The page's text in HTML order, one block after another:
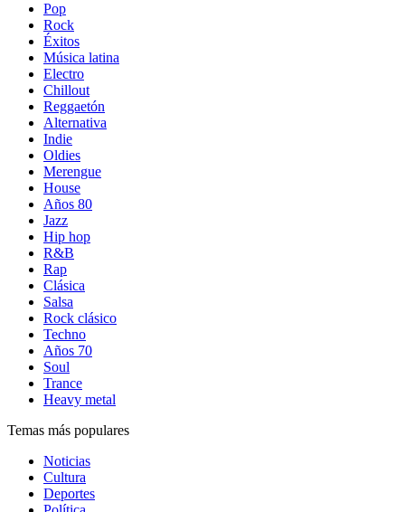
Pop
Rock
Éxitos
Música latina
Electro
Chillout
Reggaetón
Alternativa
Indie
Oldies
Merengue
House
Años 80
Jazz
Hip hop
R&B
Rap
Clásica
Salsa
Rock clásico
Techno
Años 70
Soul
Trance
Heavy metal
Temas más populares
Noticias
Cultura
Deportes